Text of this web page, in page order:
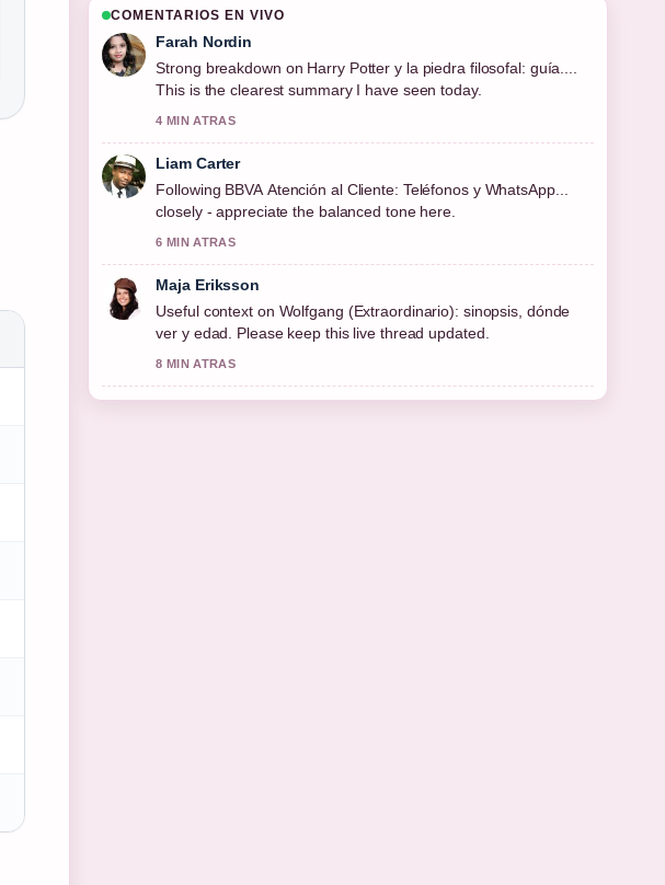
COMENTARIOS EN VIVO
Farah Nordin
Strong breakdown on Harry Potter y la piedra filosofal: guía....
This is the clearest summary I have seen today.
4 MIN ATRAS
Liam Carter
Following BBVA Atención al Cliente: Teléfonos y WhatsApp...
closely - appreciate the balanced tone here.
6 MIN ATRAS
Maja Eriksson
Useful context on Wolfgang (Extraordinario): sinopsis, dónde
ver y edad. Please keep this live thread updated.
8 MIN ATRAS